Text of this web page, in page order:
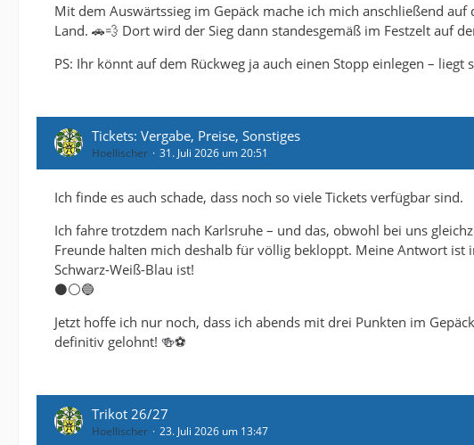
Mit dem Auswärtssieg im Gepäck mache ich mich anschließend
Land. 🚗💨 Dort wird der Sieg dann standesgemäß im Festzelt auf
PS: Ihr könnt auf dem Rückweg ja auch einen Stopp einlegen – liegt
Tickets: Vergabe, Preise, Sonstiges
Hoellischer 31. Juli 2026 um 20:51
Ich finde es auch schade, dass noch so viele Tickets verfügbar sind.
Ich fahre trotzdem nach Karlsruhe – und das, obwohl bei uns
Freunde halten mich deshalb für völlig bekloppt. Meine Antwort ist
Schwarz-Weiß-Blau ist!
⚫️⚪️🔵
Jetzt hoffe ich nur noch, dass ich abends mit drei Punkten im
definitiv gelohnt! 🍻⚽
Trikot 26/27
Hoellischer 23. Juli 2026 um 13:47